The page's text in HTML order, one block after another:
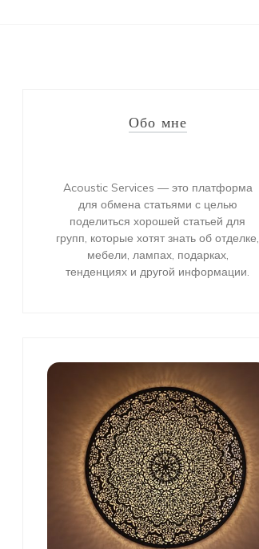
Обо мне
Acoustic Services — это платформа
для обмена статьями с целью
поделиться хорошей статьей для
групп, которые хотят знать об отделке,
мебели, лампах, подарках,
тенденциях и другой информации.